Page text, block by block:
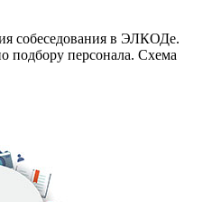
собеседования в ЭЛКОДе.
подбору персонала. Схема